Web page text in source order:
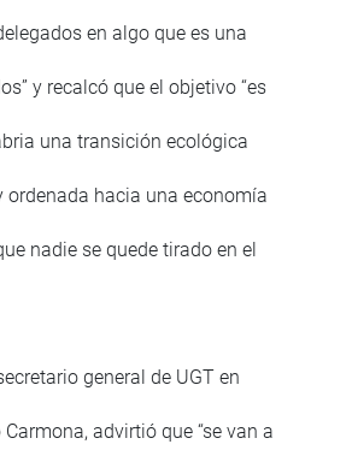
en algo que es una
y recalcó que el objetivo “es
una transición ecológica
ordenada hacia una economía
nadie se quede tirado en el
general de UGT en
advirtió que “se van a